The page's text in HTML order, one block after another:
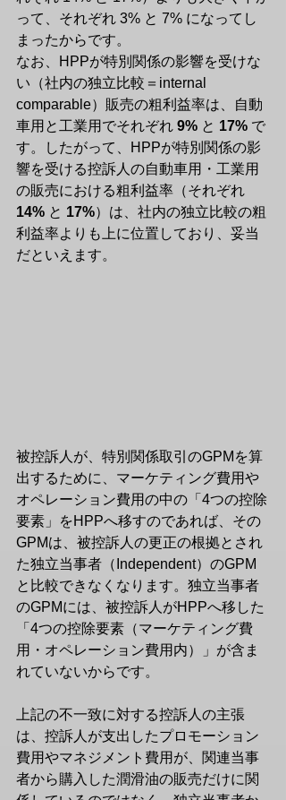
って、それぞれ 3% と 7% になってし
まったからです。
なお、HPPが特別関係の影響を受けな
い（社内の独立比較＝internal
comparable）販売の粗利益率は、自動
車用と工業用でそれぞれ 9% と 17% で
す。したがって、HPPが特別関係の影
響を受ける控訴人の自動車用・工業用
の販売における粗利益率（それぞれ
14% と 17%）は、社内の独立比較の粗
利益率よりも上に位置しており、妥当
だといえます。
被控訴人が、特別関係取引のGPMを算
出するために、マーケティング費用や
オペレーション費用の中の「4つの控除
要素」をHPPへ移すのであれば、その
GPMは、被控訴人の更正の根拠とされ
た独立当事者（Independent）のGPM
と比較できなくなります。独立当事者
のGPMには、被控訴人がHPPへ移した
「4つの控除要素（マーケティング費
用・オペレーション費用内）」が含ま
れていないからです。
上記の不一致に対する控訴人の主張
は、控訴人が支出したプロモーション
費用やマネジメント費用が、関連当事
者から購入した潤滑油の販売だけに関